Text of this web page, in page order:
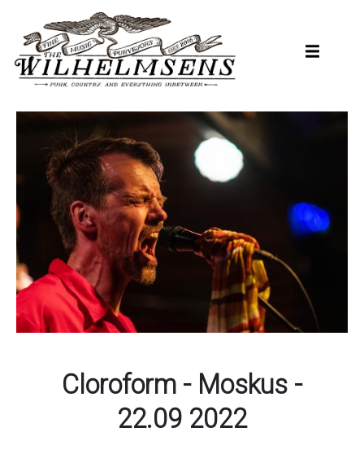
hovedinnhold
Cloroform - Moskus -
22.09 2022